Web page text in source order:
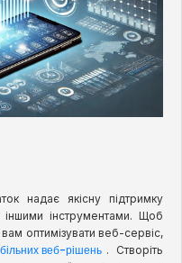
надає якісну підтримку
іншими інструментами. Щоб
вам оптимізувати веб-сервіс,
веб-рішень . Створіть